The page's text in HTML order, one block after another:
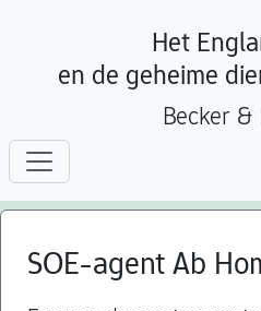
Het
en de geheime
Becker &
SOE-agent Ab